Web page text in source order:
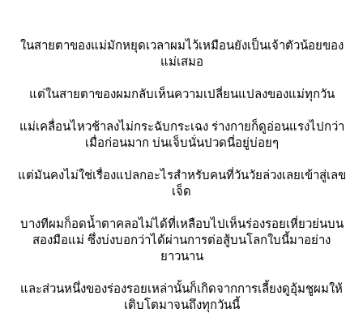
นสายตาของแม่มักหยุดเวลาผมไว้เหมือนยังเป็นเจ้าตัวน้อยของ
ม่เสมอ
ต่ในสายตาของผมกลับเห็นความเปลี่ยนแปลงของแม่ทุกวัน
ม่เคลื่อนไหวช้าลงไม่กระฉับกระเฉง ร่างกายก็ดูอ่อนแรงไปกว่า
เมื่อก่อนมาก บ่นเจ็บนั่นปวดนี่อยู่บ่อยๆ
ต่มันคงไม่ใช่เรื่องแปลกอะไรสำหรับคนที่วันวัยล่วงเลยเข้าสู่เลข
เจ็ด
บางทีผมก็อดน้ำตาคลอไม่ได้ที่เหลือบไปเห็นร่องรอยเหี่ยวย่นบน
สองมือแม่ ซึ่งบ่งบอกว่าได้ผ่านการต่อสู้บนโลกใบนี้มาอย่าง
าวนาน
ละส่วนหนึ่งของร่องรอยเหล่านั้นก็เกิดจากการเลี้ยงดูอุ้มชูผมให้
เติบโตมาจนถึงทุกวันนี้